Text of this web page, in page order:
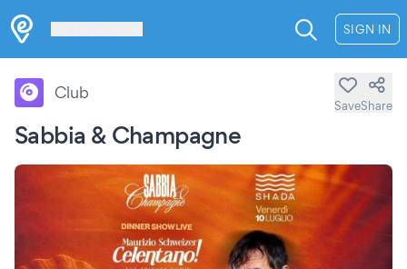
SIGN IN
Sabbia & Champagne
Club
SaveShare